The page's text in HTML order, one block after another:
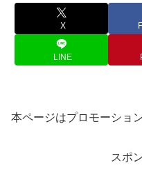
X
LINE
本ページはプロモーショ
スポ